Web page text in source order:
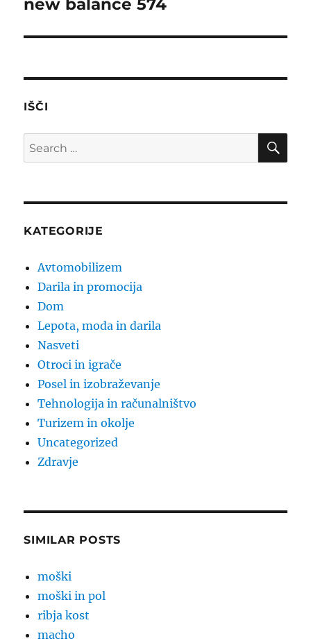
Next
new balance 574
IŠČI
Search
for:
KATEGORIJE
Avtomobilizem
Darila in promocija
Dom
Lepota, moda in darila
Nasveti
Otroci in igrače
Posel in izobraževanje
Tehnologija in računalništvo
Turizem in okolje
Uncategorized
Zdravje
SIMILAR POSTS
moški
moški in pol
ribja kost
macho